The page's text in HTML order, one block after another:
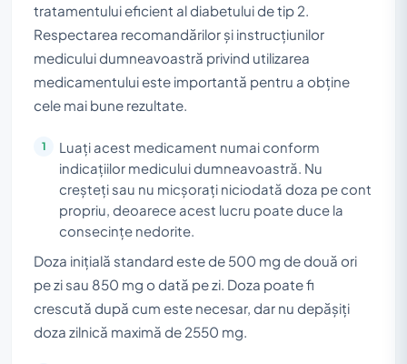
tratamentului eficient al diabetului de tip 2.
Respectarea recomandărilor și instrucțiunilor
medicului dumneavoastră privind utilizarea
medicamentului este importantă pentru a obține
cele mai bune rezultate.
Luați acest medicament numai conform
indicațiilor medicului dumneavoastră. Nu
creșteți sau nu micșorați niciodată doza pe cont
propriu, deoarece acest lucru poate duce la
consecințe nedorite.
Doza inițială standard este de 500 mg de două ori
pe zi sau 850 mg o dată pe zi. Doza poate fi
crescută după cum este necesar, dar nu depășiți
doza zilnică maximă de 2550 mg.